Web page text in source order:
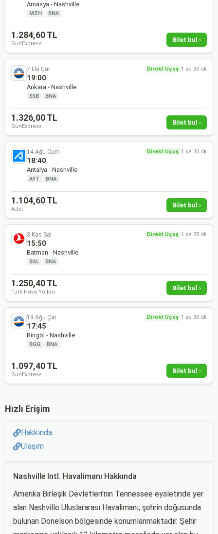
Amasya - Nashville
MZH · BNA
1.284,60 TL
SunExpress
Bilet bul ›
7 Eki Çar Direkt Uçuş 1 sa 30 dk
19:00
Ankara - Nashville
ESB · BNA
1.326,00 TL
SunExpress
Bilet bul ›
14 Ağu Cum Direkt Uçuş 1 sa 30 dk
18:40
Antalya - Nashville
AYT · BNA
1.104,60 TL
AJet
Bilet bul ›
3 Kas Sal Direkt Uçuş 1 sa 30 dk
15:50
Batman - Nashville
BAL · BNA
1.250,40 TL
Türk Hava Yolları
Bilet bul ›
19 Ağu Çar Direkt Uçuş 1 sa 30 dk
17:45
Bingöl - Nashville
BGG · BNA
1.097,40 TL
SunExpress
Bilet bul ›
Hızlı Erişim
Hakkında
Ulaşım
Nashville Intl. Havalimanı Hakkında
Amerika Birleşik Devletleri'nin Tennessee eyaletinde yer
alan Nashville Uluslararası Havalimanı, şehrin doğusunda
bulunan Donelson bölgesinde konumlanmaktadır. Şehir